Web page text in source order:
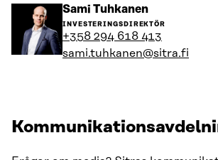
Sami TuhkanenGå
till
personens
profil
INVESTERINGSDIREKTÖR
+358 294 618 413
sami.tuhkanen@sitra.fi